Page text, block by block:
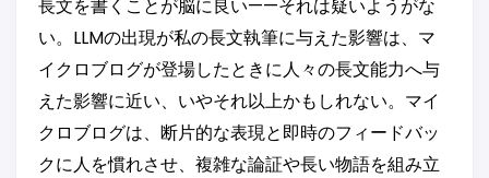
長文を書くことが脳に良い——それは疑いようがな
い。LLMの出現が私の長文執筆に与えた影響は、マ
イクロブログが登場したときに人々の長文能力へ与
えた影響に近い、いやそれ以上かもしれない。マイ
クロブログは、断片的な表現と即時のフィードバッ
クに人を慣れさせ、複雑な論証や長い物語を組み立